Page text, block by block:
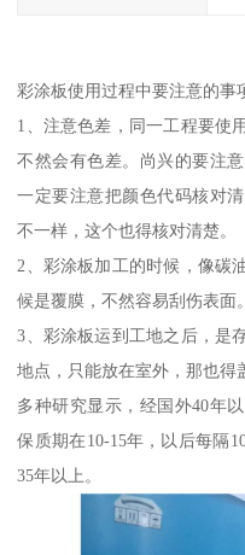
彩涂板使用过程中要注意的事
1、注意色差，同一工程要使
不然会有色差。尚兴的要注
一定要注意把颜色代码核对
不一样，这个也得核对清楚。
2、彩涂板加工的时候，像碳
候是覆膜，不然容易刮伤表面。
3、彩涂板运到工地之后，是
地点，只能放在室外，那也得
多种研究显示，经国外40年
保质期在10-15年，以后每隔
35年以上。